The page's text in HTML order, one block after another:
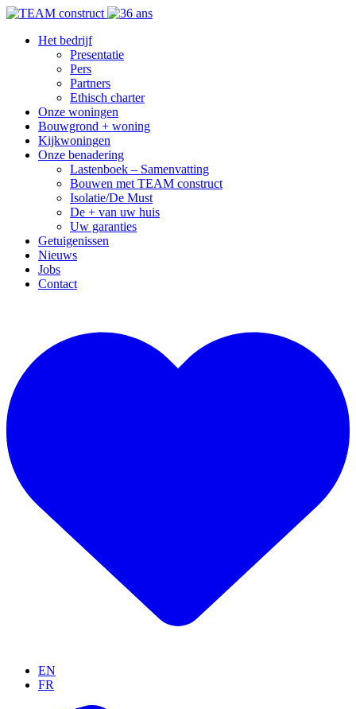
Het bedrijf
Presentatie
Pers
Partners
Ethisch charter
Onze woningen
Bouwgrond + woning
Kijkwoningen
Onze benadering
Lastenboek – Samenvatting
Bouwen met TEAM construct
Isolatie/De Must
De + van uw huis
Uw garanties
Getuigenissen
Nieuws
Jobs
Contact
EN
FR